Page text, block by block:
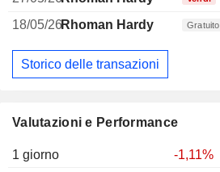
Valutazioni e Performance
1 giorno
-1,11%
18/05/26Rhoman Hardy Gratuito
Storico delle transazioni